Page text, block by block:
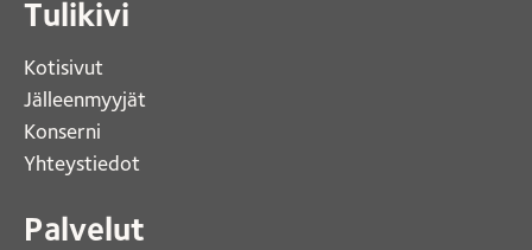
Tulikivi
Kotisivut
Jälleenmyyjät
Konserni
Yhteystiedot
Palvelut